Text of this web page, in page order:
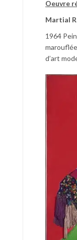
Oeuvre
Martial
1964
d’art